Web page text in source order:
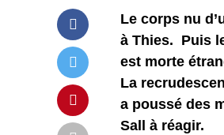
Le corps nu
à Thies. Puis
est morte
La
a poussé des
Sall à réagir.